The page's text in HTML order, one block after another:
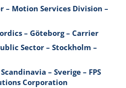
– Motion Services Division –
– Göteborg – Carrier
Sector – Stockholm –
– Sverige – FPS
Corporation